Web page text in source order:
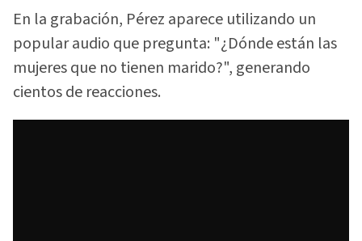
En la grabación, Pérez aparece utilizando un
popular audio que pregunta: "¿Dónde están las
mujeres que no tienen marido?", generando
cientos de reacciones.